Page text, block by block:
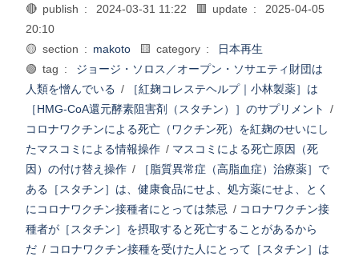
🔴 publish : 2024-03-31 11:22 🟥 update :
2025-04-05
20:10
🟡 section : makoto 🟨 category :
日本再生
🟢 tag :
ジョージ・ソロス／オープン・ソサエティ財団は
人類を憎んでいる /
［紅麹コレステヘルプ｜小林製薬］は
［HMG-CoA還元酵素阻害剤（スタチン）］のサプリメント
/
コロナワクチンによる死亡（ワクチン死）を紅麹のせいにし
たマスコミによる情報操作 / マスコミによる死亡原因（死
因）の付け替え操作 /
［脂質異常症（高脂血症）治療薬］で
ある［スタチン］は、健康食品にせよ、処方薬にせよ、とく
にコロナワクチン接種者にとっては禁忌 / コロナワクチン接
種者が［スタチン］を摂取すると死亡することがあるから
だ / コロナワクチン接種を受けた人にとって［スタチン］は